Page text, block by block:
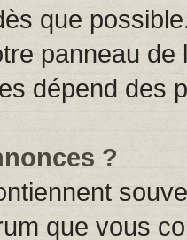
que
panneau de
dépend des
?
que vous